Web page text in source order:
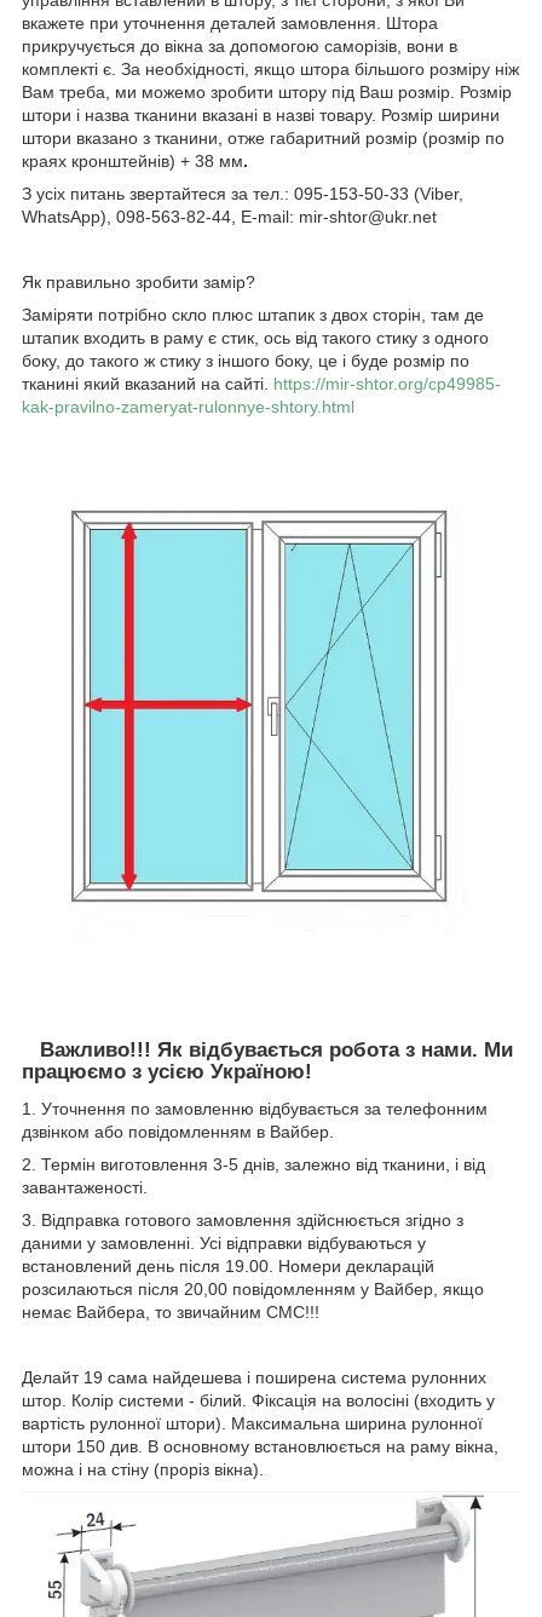
вкажете при уточнення деталей замовлення. Штора
прикручується до вікна за допомогою саморізів, вони в
комплекті є. За необхідності, якщо штора більшого розміру ніж
Вам треба, ми можемо зробити штору під Ваш розмір. Розмір
штори і назва тканини вказані в назві товару. Розмір ширини
штори вказано з тканини, отже габаритний розмір (розмір по
краях кронштейнів) + 38 мм.
З усіх питань звертайтеся за тел.: 095-153-50-33 (Viber,
WhatsApp), 098-563-82-44, E-mail: mir-shtor@ukr.net
Як правильно зробити замір?
Заміряти потрібно скло плюс штапик з двох сторін, там де
штапик входить в раму є стик, ось від такого стику з одного
боку, до такого ж стику з іншого боку, це і буде розмір по
тканині який вказаний на сайті. https://mir-shtor.org/cp49985-
kak-pravilno-zameryat-rulonnye-shtory.html
Важливо!!! Як відбувається робота з нами. Ми
працюємо з усією Україною!
1. Уточнення по замовленню відбувається за телефонним
дзвінком або повідомленням в Вайбер.
2. Термін виготовлення 3-5 днів, залежно від тканини, і від
завантаженості.
3. Відправка готового замовлення здійснюється згідно з
даними у замовленні. Усі відправки відбуваються у
встановлений день після 19.00. Номери декларацій
розсилаються після 20,00 повідомленням у Вайбер, якщо
немає Вайбера, то звичайним СМС!!!
Делайт 19 сама найдешева і поширена система рулонних
штор. Колір системи - білий. Фіксація на волосіні (входить у
вартість рулонної штори). Максимальна ширина рулонної
штори 150 див. В основному встановлюється на раму вікна,
можна і на стіну (проріз вікна).